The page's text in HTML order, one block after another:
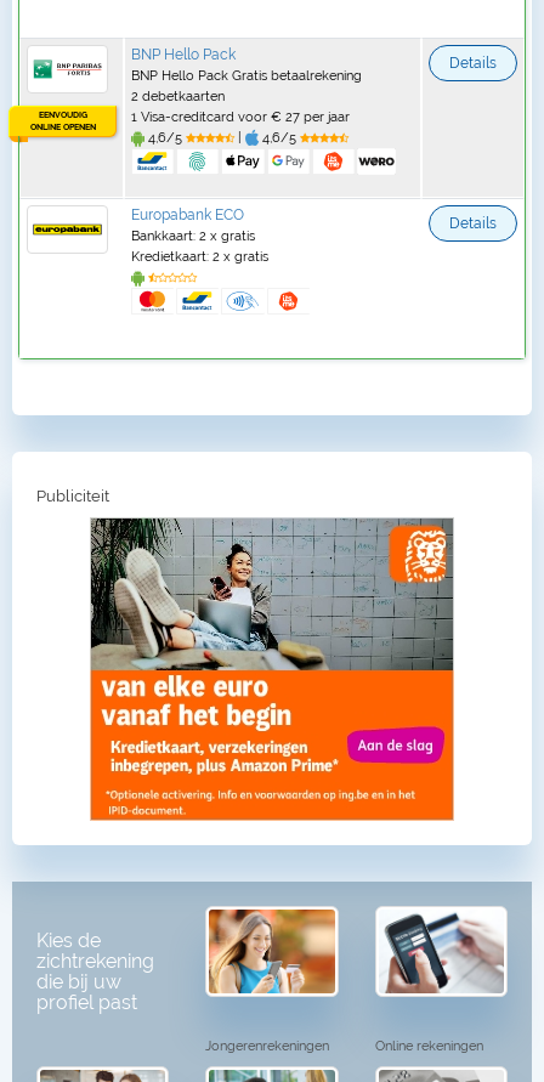
EENVOUDIG
ONLINE OPENEN
BNP Hello Pack
BNP Hello Pack Gratis betaalrekening
2 debetkaarten
1 Visa-creditcard voor € 27 per jaar
4,6/5
| 4,6/5
Details
Europabank ECO
Bankkaart: 2 x gratis
Kredietkaart: 2 x gratis
Details
Publiciteit
Kies de
zichtrekening
die bij uw
profiel past
Jongerenrekeningen Online rekeningen